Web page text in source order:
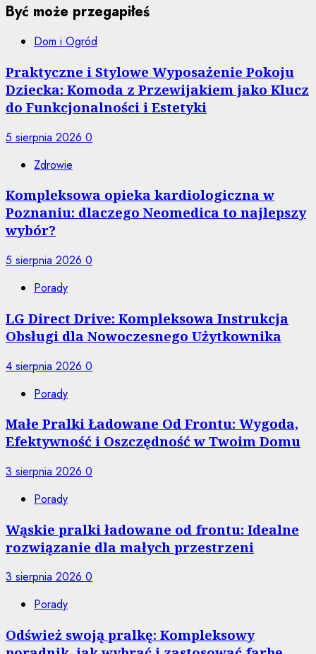
Być może przegapiłeś
Dom i Ogród
Praktyczne i Stylowe Wyposażenie Pokoju
Dziecka: Komoda z Przewijakiem jako Klucz
do Funkcjonalności i Estetyki
5 sierpnia 2026 0
Zdrowie
Kompleksowa opieka kardiologiczna w
Poznaniu: dlaczego Neomedica to najlepszy
wybór?
5 sierpnia 2026 0
Porady
LG Direct Drive: Kompleksowa Instrukcja
Obsługi dla Nowoczesnego Użytkownika
4 sierpnia 2026 0
Porady
Małe Pralki Ładowane Od Frontu: Wygoda,
Efektywność i Oszczędność w Twoim Domu
3 sierpnia 2026 0
Porady
Wąskie pralki ładowane od frontu: Idealne
rozwiązanie dla małych przestrzeni
3 sierpnia 2026 0
Porady
Odśwież swoją pralkę: Kompleksowy